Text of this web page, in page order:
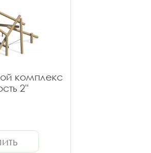
комплекс
2"